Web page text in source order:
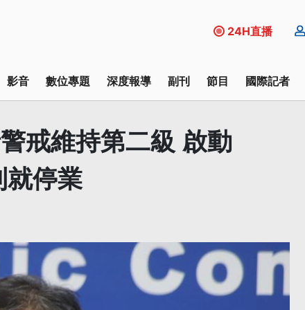
24H直播
影音 數位專題 深度報導 副刊 節目 國際記者
戒維持第二級 啟動
就停業